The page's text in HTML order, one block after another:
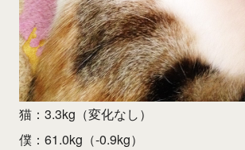
猫：3.3kg（変化なし）
僕：61.0kg（-0.9kg）